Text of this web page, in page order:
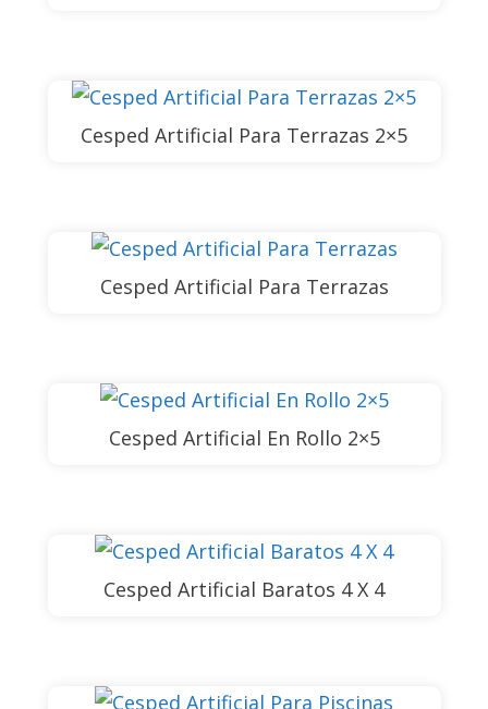
Cesped Artificial Para Terrazas 2×5
Cesped Artificial Para Terrazas
Cesped Artificial En Rollo 2×5
Cesped Artificial Baratos 4 X 4